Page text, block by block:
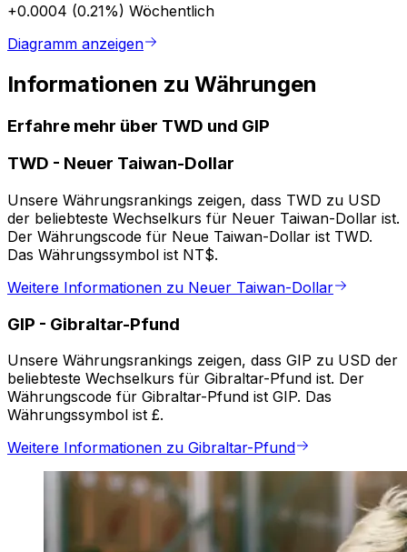
+0.0004 (0.21%) Wöchentlich
Diagramm anzeigen
Informationen zu Währungen
Erfahre mehr über TWD und GIP
TWD - Neuer Taiwan-Dollar
Unsere Währungsrankings zeigen, dass TWD zu USD
der beliebteste Wechselkurs für Neuer Taiwan-Dollar ist.
Der Währungscode für Neue Taiwan-Dollar ist TWD.
Das Währungssymbol ist NT$.
Weitere Informationen zu Neuer Taiwan-Dollar
GIP - Gibraltar-Pfund
Unsere Währungsrankings zeigen, dass GIP zu USD der
beliebteste Wechselkurs für Gibraltar-Pfund ist. Der
Währungscode für Gibraltar-Pfund ist GIP. Das
Währungssymbol ist £.
Weitere Informationen zu Gibraltar-Pfund